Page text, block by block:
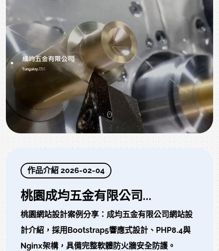
作品介紹 2026-02-04
桃園成均五金有限公司...
桃園網站設計案例分享：成均五金有限公司網站設
計介紹，採用Bootstrap5響應式設計、PHP8.4與
Nginx架構，具備完整軟體防火牆安全防護。